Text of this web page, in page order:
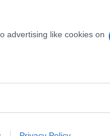
advertising like cookies on
στους
που είναι